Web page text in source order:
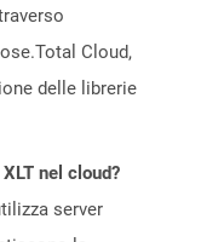
Cloud,
delle librerie
nel cloud?
server